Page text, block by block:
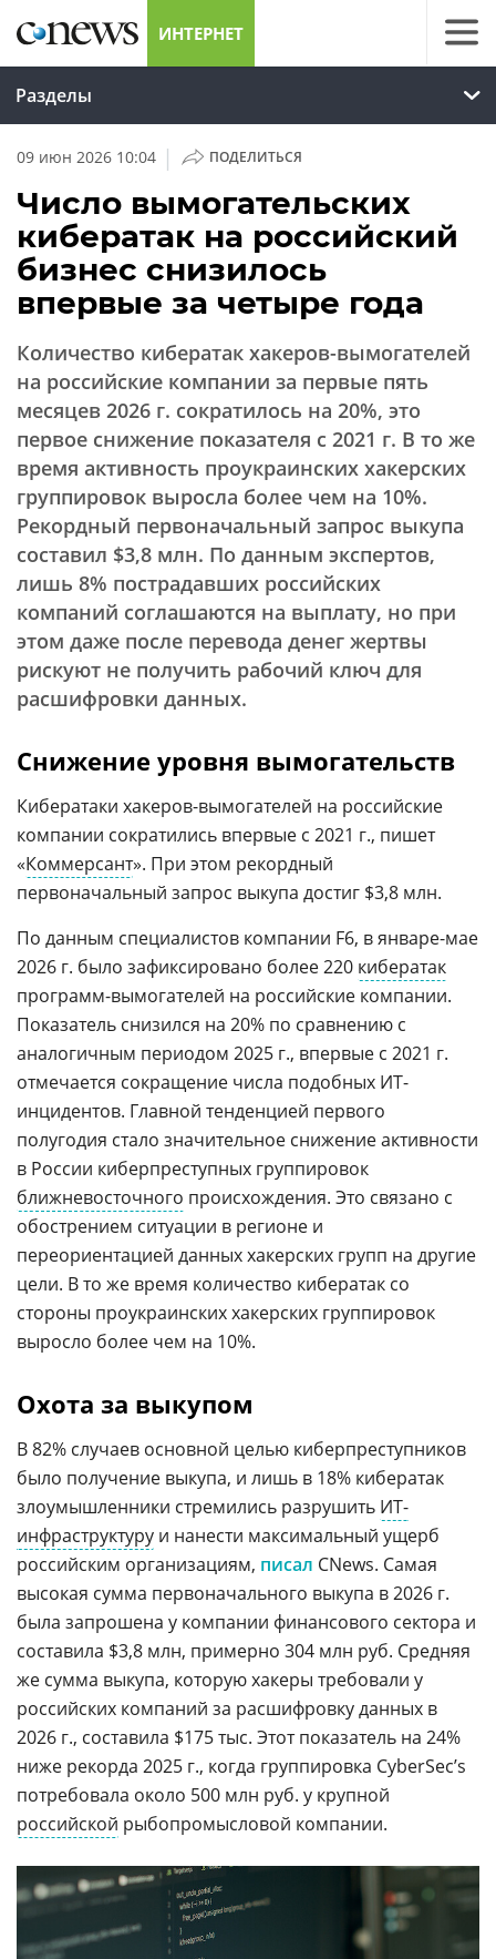
ИНТЕРНЕТ
Разделы
09 июн 2026 10:04 | ПОДЕЛИТЬСЯ
Число вымогательских
кибератак на российский
бизнес снизилось
впервые за четыре года
Количество кибератак хакеров-вымогателей
на российские компании за первые пять
месяцев 2026 г. сократилось на 20%, это
первое снижение показателя с 2021 г. В то же
время активность проукраинских хакерских
группировок выросла более чем на 10%.
Рекордный первоначальный запрос выкупа
составил $3,8 млн. По данным экспертов,
лишь 8% пострадавших российских
компаний соглашаются на выплату, но при
этом даже после перевода денег жертвы
рискуют не получить рабочий ключ для
расшифровки данных.
Снижение уровня вымогательств
Кибератаки хакеров-вымогателей на российские
компании сократились впервые с 2021 г., пишет
«Коммерсант». При этом рекордный
первоначальный запрос выкупа достиг $3,8 млн.
По данным специалистов компании F6, в январе-мае
2026 г. было зафиксировано более 220 кибератак
программ-вымогателей на российские компании.
Показатель снизился на 20% по сравнению с
аналогичным периодом 2025 г., впервые с 2021 г.
отмечается сокращение числа подобных ИТ-
инцидентов. Главной тенденцией первого
полугодия стало значительное снижение активности
в России киберпреступных группировок
ближневосточного происхождения. Это связано с
обострением ситуации в регионе и
переориентацией данных хакерских групп на другие
цели. В то же время количество кибератак со
стороны проукраинских хакерских группировок
выросло более чем на 10%.
Охота за выкупом
В 82% случаев основной целью киберпреступников
было получение выкупа, и лишь в 18% кибератак
злоумышленники стремились разрушить ИТ-
инфраструктуру и нанести максимальный ущерб
российским организациям, писал CNews. Самая
высокая сумма первоначального выкупа в 2026 г.
была запрошена у компании финансового сектора и
составила $3,8 млн, примерно 304 млн руб. Средняя
же сумма выкупа, которую хакеры требовали у
российских компаний за расшифровку данных в
2026 г., составила $175 тыс. Этот показатель на 24%
ниже рекорда 2025 г., когда группировка CyberSec’s
потребовала около 500 млн руб. у крупной
российской рыбопромысловой компании.